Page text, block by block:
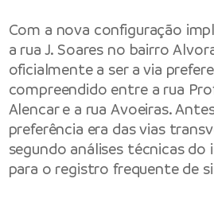
Com a nova configuração
a rua J. Soares no bairro
oficialmente a ser a via
compreendido entre a rua
Alencar e a rua Avoeiras.
preferência era das vias
segundo análises técnicas
para o registro frequente de